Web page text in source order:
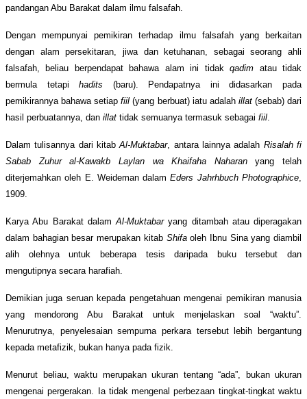
pandangan Abu Barakat dalam ilmu falsafah.
Dengan mempunyai pemikiran terhadap ilmu falsafah yang berkaitan
dengan alam persekitaran, jiwa dan ketuhanan, sebagai seorang ahli
falsafah, beliau berpendapat bahawa alam ini tidakqadim atau tidak
bermula tetapihadits (baru). Pendapatnya ini didasarkan pada
pemikirannya bahawa setiapfiil(yang berbuat) iatu adalah illat(sebab) dari
hasil perbuatannya, dan illat tidak semuanya termasuk sebagai fiil
Dalam tulisannya dari kitabAl-Muktabar, antara lainnya adalah Risalah fi
Sabab
Zuhur al-Kawakb Laylan wa Khaifaha Naharanyang telah
diterjemahkan oleh E. Weideman dalamEders Jahrhbuch Photographice
1909.
Karya Abu Barakat dalam Al-Muktabaryang ditambah atau diperagakan
dalam bahagian besar merupakan kitab Shifaoleh Ibnu Sina yang diambil
alih olehnya untuk beberapa tesis daripada buku tersebut dan
mengutipnya secara harafiah.
Demikian juga seruan kepada pengetahuan mengenai pemikiran manusia
yang mendorong Abu Barakat untuk menjelaskan soal “waktu”
Menurutnya, penyelesaian sempurna perkara tersebut lebih bergantung
kepada metafizik, bukan hanya pada fizik.
Menurut beliau, waktu merupakan ukuran tentang “ada” , bukan ukuran
mengenai pergerakan. Ia tidak mengenal perbezaan tingkat-tingkat waktu